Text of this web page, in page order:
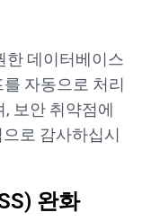
한 데이터베이스
자동으로 처리
보안 취약점에
로 감사하십시
완화